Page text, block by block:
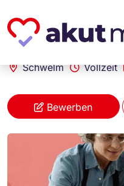
akut... Medizinische
Schwelm Vollzeit
Bewerben